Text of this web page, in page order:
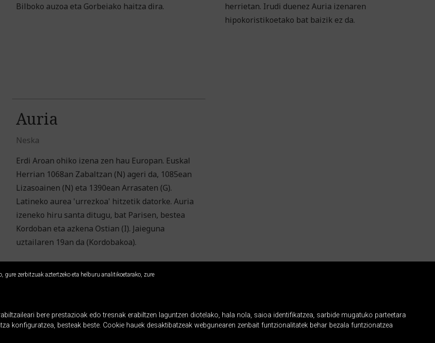
Bilboko auzoa eta Gorbeiako haitza dira.
herrietan. Irudi duenez Auria izenaren
hipokoristikoetako bat baizik ez da.
Auria
Neska
Erdi Aroan ohiko izena zen hau Europan. Euskal
Herrian 1068an Zabaltzan (N) ageri da, 1085ean
Lizasoainen (N) eta 1390ean Arrasaten (G).
Latineko aurea 'urrezkoa' hitzetik datorke. Auria
izeneko hiru santa ditugu, bat Parisen, bestea
Kordoban eta azkena Ostian (I). Jaieguna
uztailaren 19an da (Kordobakoa).
gure zerbitzuak aztertzeko eta helburu analitikoetarako, zure
bere prestazioak edo tresnak erabiltzen laguntzen diotelako, hala nola, saioa identifikatzea, sarbide mugatuko parteetara
konfiguratzea, besteak beste. Cookie hauek desaktibatzeak webgunearen zenbait funtzionalitatek behar bezala funtzionatzea